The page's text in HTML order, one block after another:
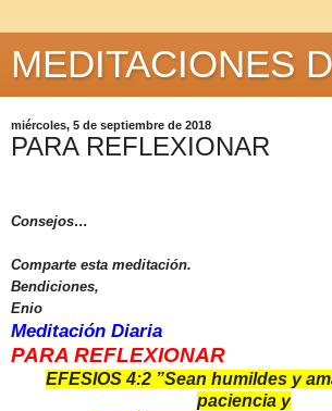
MEDITACIONES
miércoles, 5 de septiembre de 2018
PARA REFLEXIONAR
Consejos…
Comparte esta meditación.
Bendiciones,
Enio
Meditación Diaria
PARA REFLEXIONAR
EFESIOS 4:2 ”Sean humildes y
paciencia y